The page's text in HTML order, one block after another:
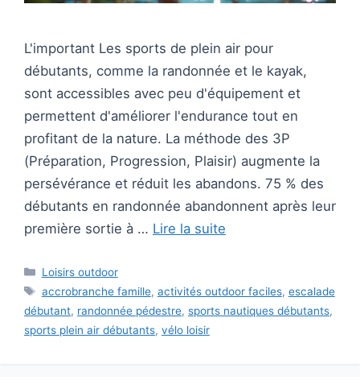
L'important Les sports de plein air pour
débutants, comme la randonnée et le kayak,
sont accessibles avec peu d'équipement et
permettent d'améliorer l'endurance tout en
profitant de la nature. La méthode des 3P
(Préparation, Progression, Plaisir) augmente la
persévérance et réduit les abandons. 75 % des
débutants en randonnée abandonnent après leur
première sortie à … Lire la suite
Catégories
Loisirs outdoor
Étiquettes
accrobranche famille, activités outdoor faciles, escalade
débutant, randonnée pédestre, sports nautiques débutants,
sports plein air débutants, vélo loisir